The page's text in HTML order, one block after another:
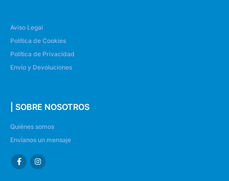
Aviso Legal
Política de Cookies
Política de Privacidad
Envío y Devoluciones
| SOBRE NOSOTROS
Quiénes somos
Envíanos un mensaje